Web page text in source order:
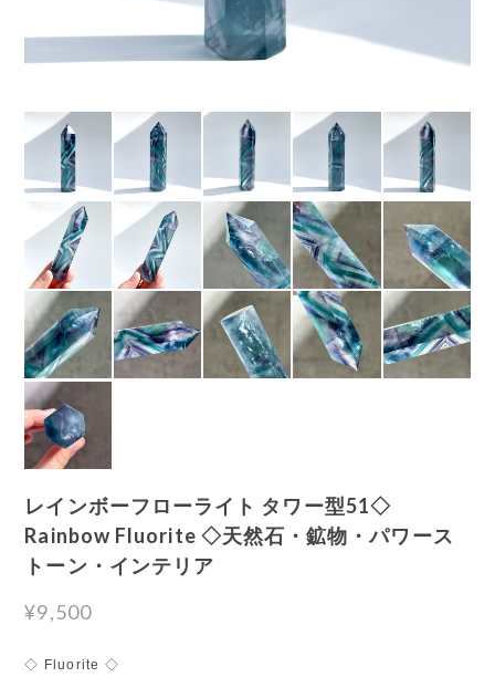
レインボーフローライト タワー型51◇
Rainbow Fluorite ◇天然石・鉱物・パワース
トーン・インテリア
¥9,500
◇ Fluorite ◇